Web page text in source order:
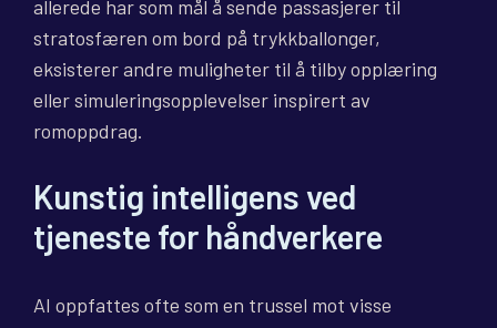
allerede har som mål å sende passasjerer til
stratosfæren om bord på trykkballonger,
eksisterer andre muligheter til å tilby opplæring
eller simuleringsopplevelser inspirert av
romoppdrag.
Kunstig intelligens ved
tjeneste for håndverkere
AI oppfattes ofte som en trussel mot visse